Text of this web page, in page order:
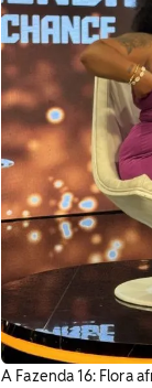
A Fazenda 16: Flora